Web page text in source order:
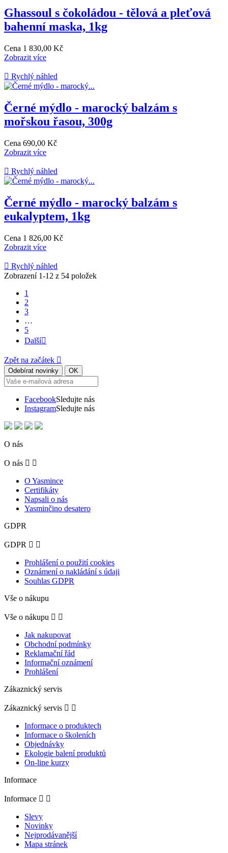
Ghassoul s čokoládou - tělová a pleťová
bahenní maska, 1kg
Cena 1 830,00 Kč
Zobrazit více
 Rychlý náhled
Černé mýdlo - marocký balzám s
mořskou řasou, 300g
Cena 690,00 Kč
Zobrazit více
 Rychlý náhled
Černé mýdlo - marocký balzám s
eukalyptem, 1kg
Cena 1 826,00 Kč
Zobrazit více
 Rychlý náhled
Zobrazení 1-12 z 54 položek
1
2
3
…
5
Další
Zpět na začátek 
FacebookSledujte nás
InstagramSledujte nás
O nás
O nás  
O Yasmince
Certifikáty
Napsali o nás
Yasminčino desatero
GDPR
GDPR  
Prohlášení o použití cookies
Oznámení o nakládání s údaji
Souhlas GDPR
Vše o nákupu
Vše o nákupu  
Jak nakupovat
Obchodní podmínky
Reklamační řád
Informační oznámení
Prohlášení
Zákaznický servis
Zákaznický servis  
Informace o produktech
Informace o školeních
Objednávky
Ekologie balení produktů
On-line kurzy
Informace
Informace  
Slevy
Novinky
Nejprodávanější
Mapa stránek